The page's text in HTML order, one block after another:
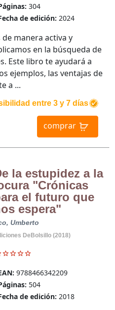
304
de edición: 2024
entre 3 y 7 días
comprar
manera activa y
en la búsqueda de
Este libro te ayudará a
ejemplos, las ventajas de
a ...
la estupidez a la
"Crónicas
el futuro que
espera"
Umberto
DeBolsillo (2018)
9788466342209
504
de edición: 2018